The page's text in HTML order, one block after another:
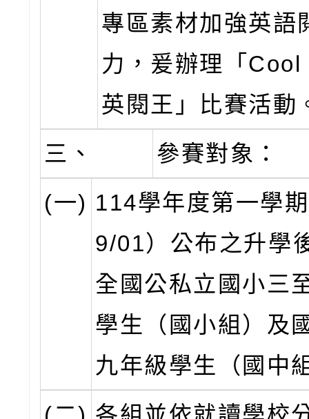
專區素材加強英語
力，爰辦理「
英閱王」比賽活動
三、
參賽對象：
(一) 114學年度第一學
9/01）公布之升學
全國公私立國小三
學生（國小組）及
九年級學生（國中